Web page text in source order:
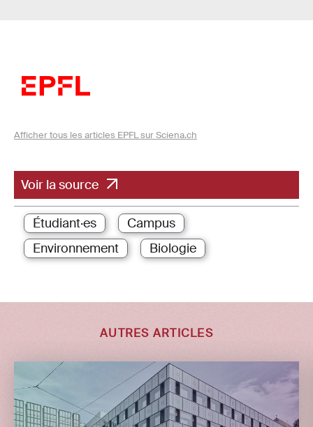
Afficher tous les articles EPFL sur Sciena.ch
Voir la source
Étudiant·es
Campus
Environnement
Biologie
AUTRES ARTICLES